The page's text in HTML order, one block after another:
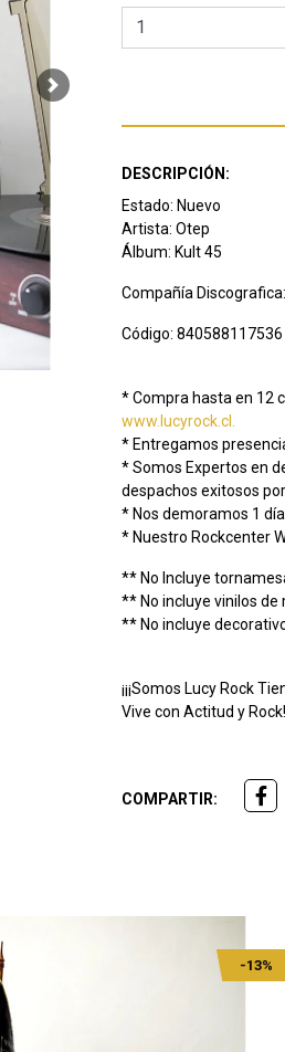
Next
DESCRIPCIÓN:
Estado: Nuevo
Artista: Otep
Álbum: Kult 45
Compañía
Código: 840588117536
* Compra hasta en 12
www.lucyrock.cl.
* Entregamos
* Somos Expertos en
despachos exitosos
* Nos demoramos 1
* Nuestro Rockcenter
** No Incluye
** No incluye vinilos de
** No incluye
¡¡¡Somos Lucy Rock
Vive con Actitud y
COMPARTIR:
-13%